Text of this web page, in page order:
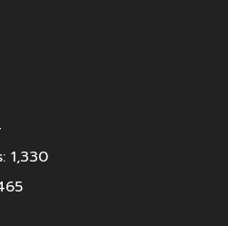
1,330